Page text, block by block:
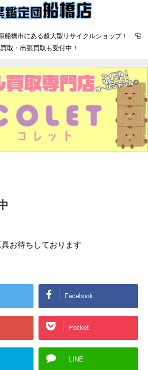
船橋市にある超大型リサイクルショップ！ 宅
取・出張買取も受付中！
お待ちしております
Facebook
Pocket
LINE